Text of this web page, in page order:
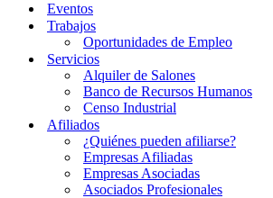
Eventos
Trabajos
Oportunidades de Empleo
Servicios
Alquiler de Salones
Banco de Recursos Humanos
Censo Industrial
Afiliados
¿Quiénes pueden afiliarse?
Empresas Afiliadas
Empresas Asociadas
Asociados Profesionales